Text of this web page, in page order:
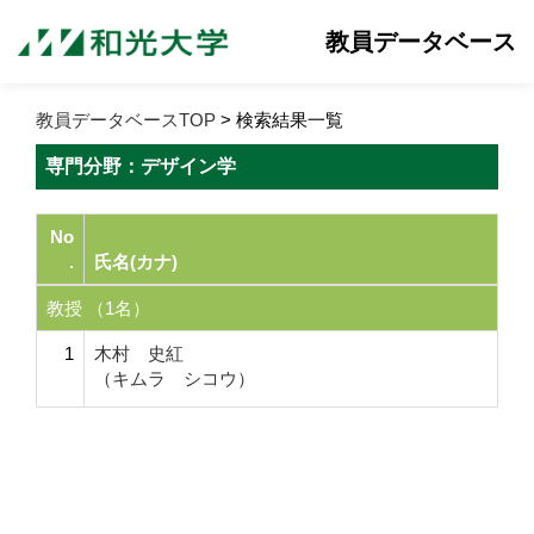
教員データベース
教員データベースTOP > 検索結果一覧
専門分野：デザイン学
No
.
氏名(カナ)
教授 （1名）
1
木村 史紅
（キムラ シコウ）